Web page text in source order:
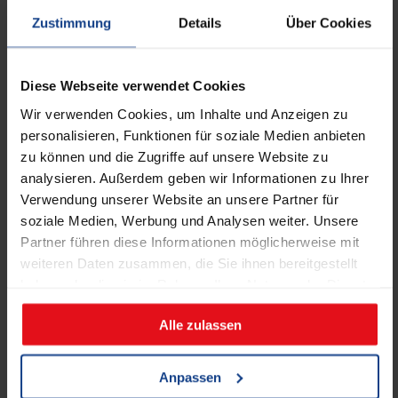
Zustimmung Details Über Cookies
Diese Webseite verwendet Cookies
Wir verwenden Cookies, um Inhalte und Anzeigen zu
personalisieren, Funktionen für soziale Medien anbieten
zu können und die Zugriffe auf unsere Website zu
analysieren. Außerdem geben wir Informationen zu Ihrer
Verwendung unserer Website an unsere Partner für
soziale Medien, Werbung und Analysen weiter. Unsere
Partner führen diese Informationen möglicherweise mit
weiteren Daten zusammen, die Sie ihnen bereitgestellt
gesammelt haben.
Alle zulassen
Anpassen
inkl. MwSt. zzgl.
Varianten
auf.
Die
Optionen
können
der
Produktseite
gewählt
werden
grau
Versandkosten
AUSFÜHRUNG WÄHLEN
Dieses
Produkt